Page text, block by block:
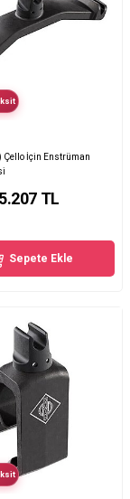
Çello İçin Enstrüman
5.207 TL
Sepete Ekle